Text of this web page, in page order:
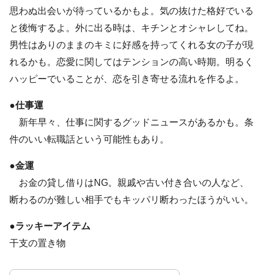
思わぬ出会いが待っているかもよ。気の抜けた格好でいる
と後悔するよ。外に出る時は、キチンとオシャレしてね。
男性はありのままのキミに好感を持ってくれる女の子が現
れるかも。恋愛に関してはテンションの高い時期。明るく
ハッピーでいることが、恋を引き寄せる流れを作るよ。
●仕事運
新年早々、仕事に関するグッドニュースがあるかも。条
件のいい転職話という可能性もあり。
●金運
お金の貸し借りはNG。親戚や古い付き合いの人など、
断わるのが難しい相手でもキッパリ断わったほうがいい。
●ラッキーアイテム
干支の置き物